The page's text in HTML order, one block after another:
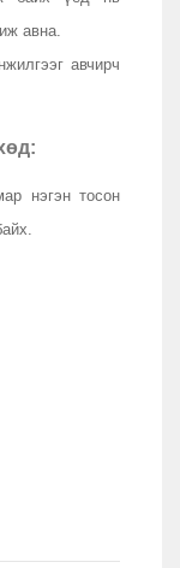
авна.
авчирч
нэгэн тосон